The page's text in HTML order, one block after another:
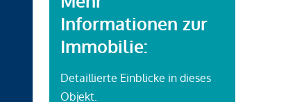
Informationen zur
Immobilie:
Detaillierte Einblicke in dieses
Objekt.